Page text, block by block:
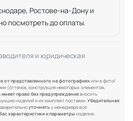
Ростове-на-Дону и
посмотреть до оплаты.
и юридическая
от представленного на фотографияхили в фото/
(оттенок, конструкция некоторых элементов,
право без предупреждениявносить
изделий и их комплект поставки.Убедительная
уточнятьу менеджера все
характеристики и параметры изделия.